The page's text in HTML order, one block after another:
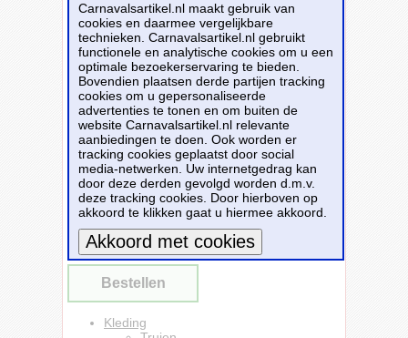
Dieren sweater wielewaal vogel zwart voor
kinderen. Op deze jongens/ meisjes trui staat
een vogels afbeelding en de tekst: birds are
serious cool. Een musthave voor een echte
dieren/ vogels liefhebber of iemand die alles
van vogels spaart. Erg leuk om cadeau te
doen aan een echte vogels fan of gewoon om
zelf te dragen! Deze zwarte trui is van 80%
katoen en 20% polyester (260 grams).
Dit carnavalsartikelDieren wielewaal vogel
sweater zwart kinderen - birds are cool trui
jongens en meisjesis te bestellen bij
Partyshopper.nlvoor€ 19,49.
Bestellen
Kleding
Carnavalsartikel.nl maakt gebruik van
cookies en daarmee vergelijkbare
technieken. Carnavalsartikel.nl gebruikt
functionele en analytische cookies om u een
optimale bezoekerservaring te bieden.
Bovendien plaatsen derde partijen tracking
cookies om u gepersonaliseerde
advertenties te tonen en om buiten de
website Carnavalsartikel.nl relevante
aanbiedingen te doen. Ook worden er
tracking cookies geplaatst door social
media-netwerken. Uw internetgedrag kan
door deze derden gevolgd worden d.m.v.
deze tracking cookies. Door hierboven op
akkoord te klikken gaat u hiermee akkoord.